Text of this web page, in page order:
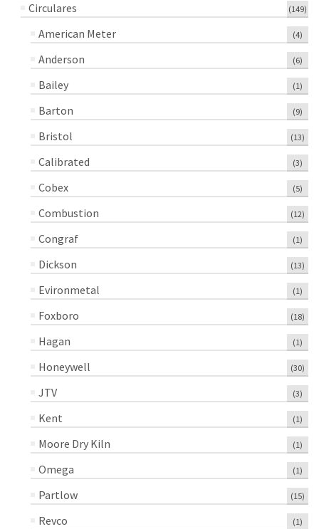
Circulares (149)
American Meter (4)
Anderson (6)
Bailey (1)
Barton (9)
Bristol (13)
Calibrated (3)
Cobex (5)
Combustion (12)
Congraf (1)
Dickson (13)
Evironmetal (1)
Foxboro (18)
Hagan (1)
Honeywell (30)
JTV (3)
Kent (1)
Moore Dry Kiln (1)
Omega (1)
Partlow (15)
Revco (1)